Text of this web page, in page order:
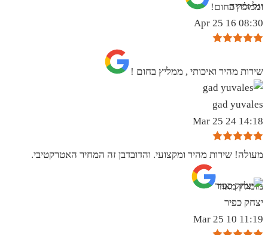
וממליץ בחום!
יגל זכריה
08:30 16 Apr 25
שירות מהיר ואיכותי , ממליץ בחום !
gad yuvales
14:18 24 Mar 25
מעולה! שירות מהיר ומקצועי. והדובדבן זה המחיר האטרקטיבי.
מומלץ מאוד
יצחק כפיר
11:19 10 Mar 25